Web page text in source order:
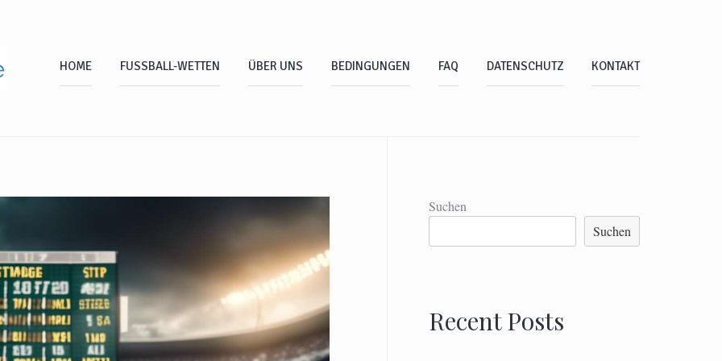
HOME FUSSBALL-WETTEN ÜBER UNS BEDINGUNGEN FAQ DATENSCHUTZ KONTAKT
Suchen
Suchen
Recent Posts